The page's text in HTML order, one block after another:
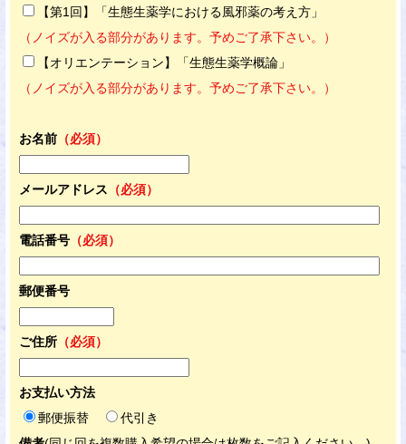
【第1回】「生態生薬学における風邪薬の考え方」
（ノイズが入る部分があります。予めご了承下さい。）
【オリエンテーション】「生態生薬学概論」
（ノイズが入る部分があります。予めご了承下さい。）
お名前 （必須）
メールアドレス （必須）
電話番号 （必須）
郵便番号
ご住所 （必須）
お支払い方法
郵便振替
代引き